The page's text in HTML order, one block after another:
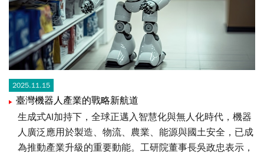
2025.11.15
臺灣機器人產業的戰略新航道
生成式AI加持下，全球正邁入智慧化與無人化時代，機器
人廣泛應用於製造、物流、農業、能源與國土安全，已成
為推動產業升級的重要動能。工研院董事長吳政忠表示，